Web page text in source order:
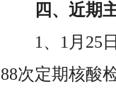
四、近期
1、1月25
88次定期核酸